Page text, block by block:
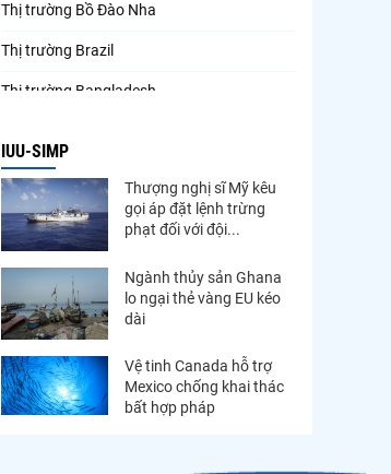
Thị trường Bồ Đào Nha
Thị trường Brazil
Thị trường Bangladesh
Thị trường Canada
Thị trường Ecuador
Thị trường EU
Thị trường Indonesia
Thị trường Mexico
Thị trường Mỹ
Thị trường Nga
IUU-SIMP
Thượng nghị sĩ Mỹ kêu
gọi áp đặt lệnh trừng
phạt đối với đội...
Ngành thủy sản Ghana
lo ngại thẻ vàng EU kéo
dài
Vệ tinh Canada hỗ trợ
Mexico chống khai thác
bất hợp pháp